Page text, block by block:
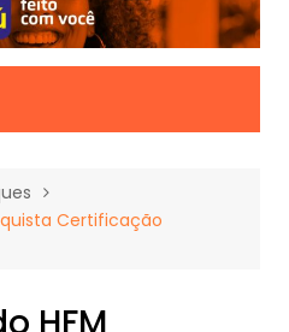
Certificação
HFM